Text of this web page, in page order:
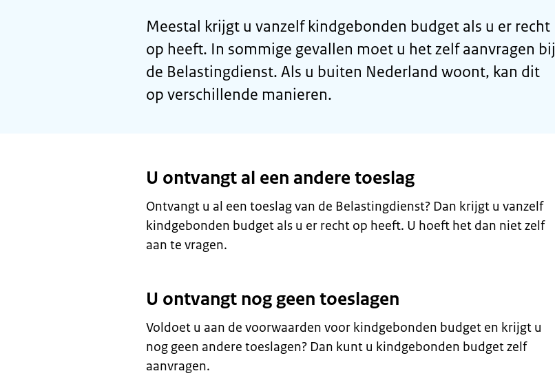
Meestal krijgt u vanzelf kindgebonden budget als u er recht
op heeft. In sommige gevallen moet u het zelf aanvragen bij
de Belastingdienst. Als u buiten Nederland woont, kan dit
op verschillende manieren.
U ontvangt al een andere toeslag
Ontvangt u al een toeslag van de Belastingdienst? Dan krijgt u vanzelf
kindgebonden budget als u er recht op heeft. U hoeft het dan niet zelf
aan te vragen.
U ontvangt nog geen toeslagen
Voldoet u aan de voorwaarden voor kindgebonden budget en krijgt u
nog geen andere toeslagen? Dan kunt u kindgebonden budget zelf
aanvragen.